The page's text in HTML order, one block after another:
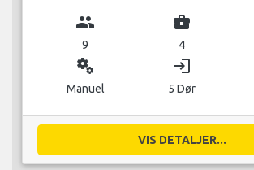
group
9
business_center
4
miscellaneous_services
Manuel
login
5 Dør
VIS DETALJER...